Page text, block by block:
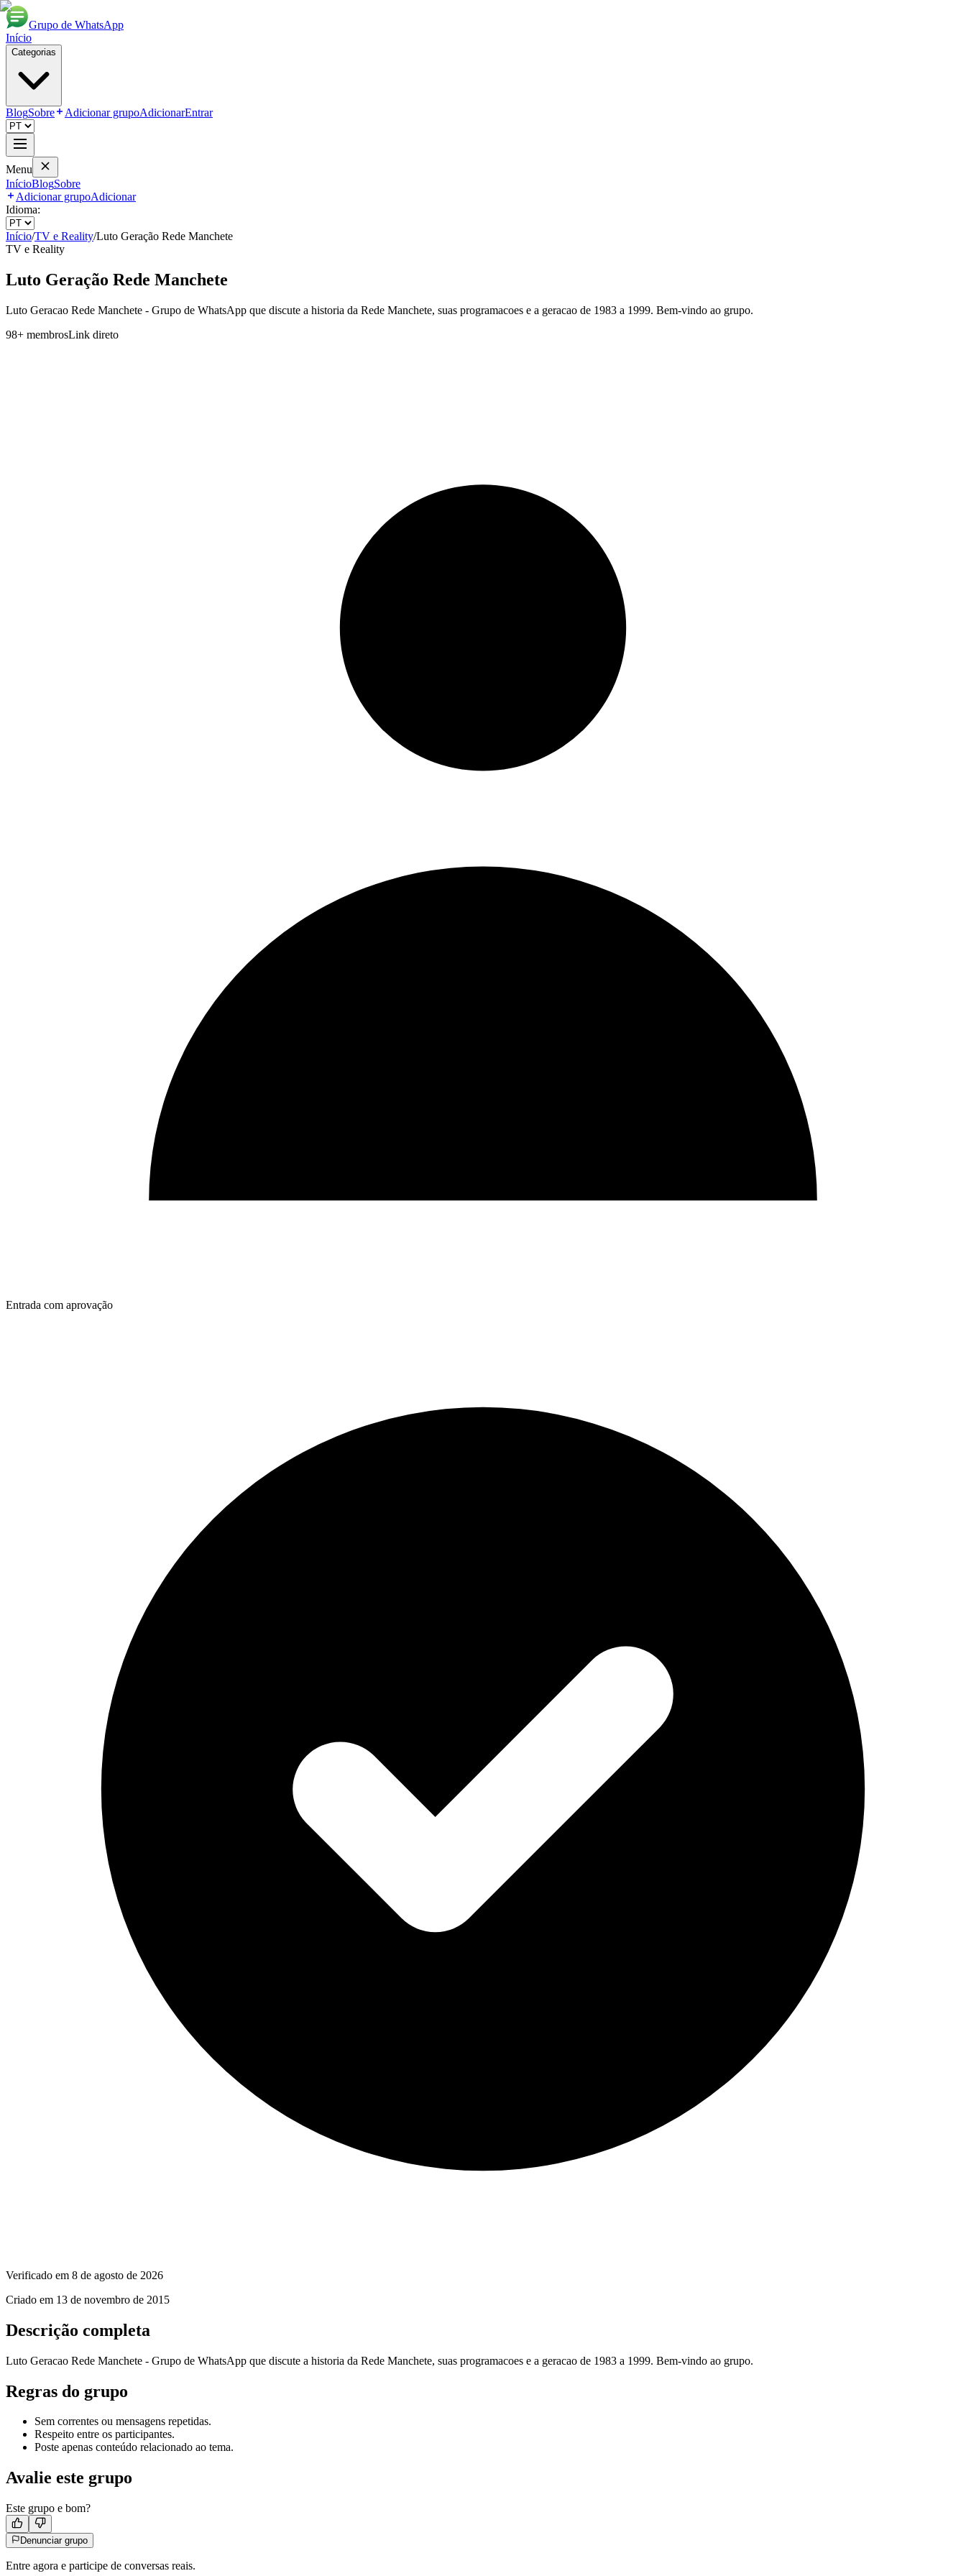
Grupo de WhatsApp
Início
Categorias
BlogSobre Adicionar grupoAdicionarEntrar
Menu
InícioBlogSobre
Adicionar grupoAdicionar
Idioma:
Início/TV e Reality/Luto Geração Rede Manchete
TV e Reality
Luto Geração Rede Manchete
Luto Geracao Rede Manchete - Grupo de WhatsApp que discute a historia da Rede Manchete, suas programacoes e a geracao de 1983 a 1999. Bem-vindo ao grupo.
98+ membrosLink direto
Entrada com aprovação
Verificado em 8 de agosto de 2026
Criado em 13 de novembro de 2015
Descrição completa
Luto Geracao Rede Manchete - Grupo de WhatsApp que discute a historia da Rede Manchete, suas programacoes e a geracao de 1983 a 1999. Bem-vindo ao grupo.
Regras do grupo
Sem correntes ou mensagens repetidas.
Respeito entre os participantes.
Poste apenas conteúdo relacionado ao tema.
Avalie este grupo
Este grupo e bom?
Denunciar grupo
Entre agora e participe de conversas reais.